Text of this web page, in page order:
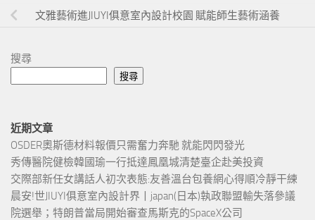
文雅藝術進JIUYI俱意室內設計校園 賦能師生藝術涵養
搜尋
搜尋
近期文章
OSDER奧斯德材料報價只需奮力奔馳 就能閃閃發光
秀傳醫院健檢韓國瑜一行抵達鳳凰城清楚臺企赴美投資
交際部新任女講話人初次表態:友善溫台包養網心得順冷靜干練
晨安!世JIUYI俱意室內設計界丨japan(日本)執政聯盟輸失落參議
院選舉；特朗普當局開始審查馬斯克的SpaceX公司